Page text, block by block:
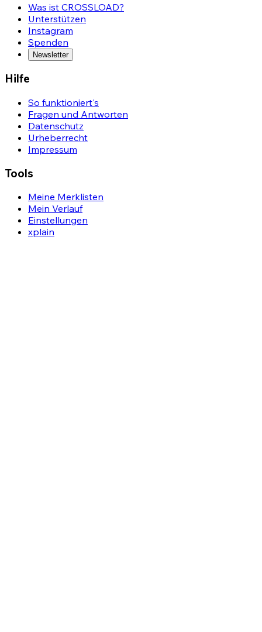
Was ist CROSSLOAD?
Unterstützen
Instagram
Spenden
Newsletter
Hilfe
So funktioniert's
Fragen und Antworten
Datenschutz
Urheberrecht
Impressum
Tools
Meine Merklisten
Mein Verlauf
Einstellungen
xplain